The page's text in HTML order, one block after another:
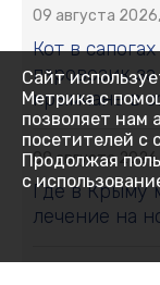
09 августа
Кот в
паровозик
крымчане в
09 августа
Где в Крыму
лечение на
Сайт
Метрика с
позволяет нам
посетителей с
Продолжая
с